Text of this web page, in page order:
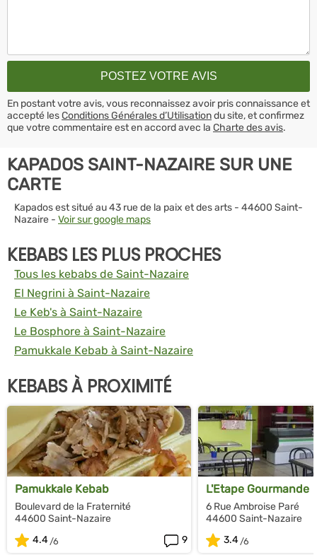
En postant votre avis, vous reconnaissez avoir pris connaissance et
accepté lesConditions Générales d’Utilisationdu site, et confirmez
que votre commentaire est en accord avec la Charte des avis.
KAPADOS SAINT-NAZAIRE SUR UNE
CARTE
Kapados est situé au 43 rue de la paix et des arts - 44600 Saint-
Nazaire - Voir sur google maps
KEBABS LES PLUS PROCHES
Tous les kebabs de Saint-Nazaire
El Negrini à Saint-Nazaire
Le Keb's à Saint-Nazaire
Le Bosphore à Saint-Nazaire
Pamukkale Kebab à Saint-Nazaire
KEBABS À PROXIMITÉ
Pamukkale Kebab
Boulevard de la Fraternité
44600 Saint-Nazaire
4.4
9
L'Etape Gourmande
6 Rue Ambroise Paré
44600 Saint-Nazaire
3.4